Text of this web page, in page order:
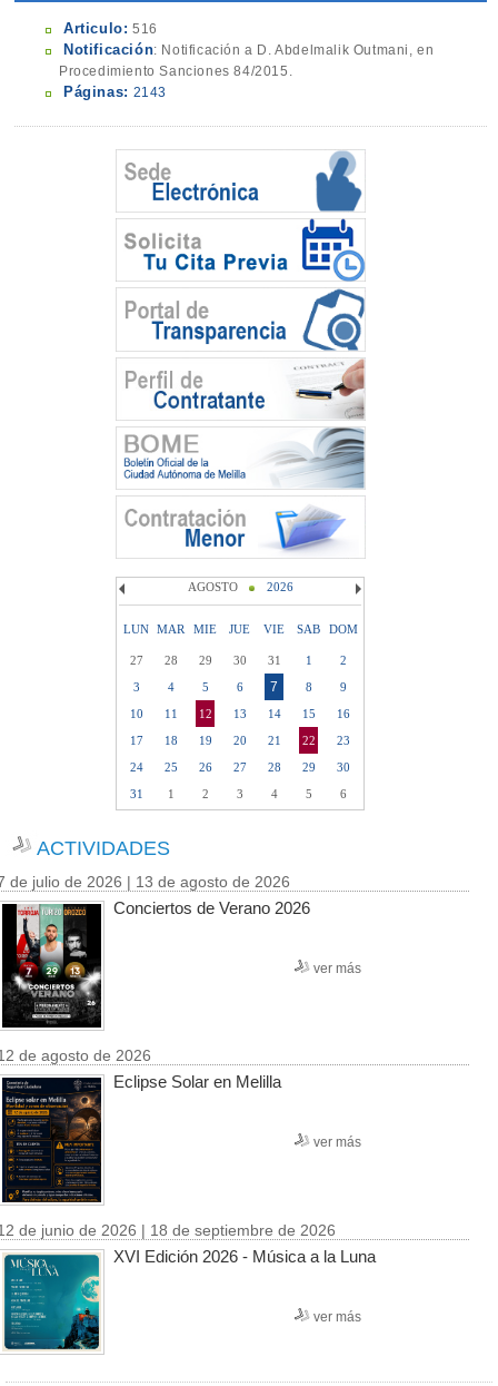
Articulo: 516
Notificación: Notificación a D. Abdelmalik Outmani, en
Procedimiento Sanciones 84/2015.
Páginas: 2143
AGOSTO 2026
LUN MAR MIE JUE VIE SAB DOM
27 28 29 30 31 1
2
3
4 5 6 7 8
9
10
11 12 13 14 15
16
17
18 19 20 21 22
23
24
25 26 27 28 29
30
31
1 2 3 4 5 6
ACTIVIDADES
de julio de 2026 | 13 de agosto de 2026
Conciertos de Verano 2026
ver más
de agosto de 2026
Eclipse Solar en Melilla
ver más
de junio de 2026 | 18 de septiembre de 2026
XVI Edición 2026 - Música a la Luna
ver más